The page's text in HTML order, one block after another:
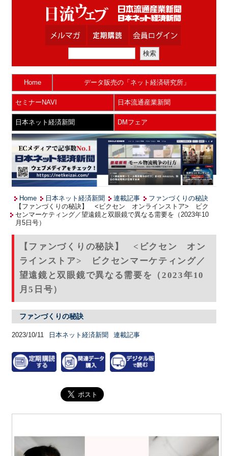
Home データ販売の「ネット経済研究所」
セミナーNAVI 日本流通産業新聞
日本ネット経済新聞 DMフェア
Home 日本ネット経済新聞 連載記事
ファンづくりの秘訣
【ファンづくりの秘訣】 <ビクセン オンラインストア> ビク
センマーケティング／望遠鏡と双眼鏡で異なる需要を（2023年10
月5日号）
【ファンづくりの秘訣】 <ビクセン オン
ラインストア> ビクセンマーケティング／
望遠鏡と双眼鏡で異なる需要を（2023年10
月5日号）
ファンづくりの秘訣
2023/10/11 日本ネット経済新聞 連載記事